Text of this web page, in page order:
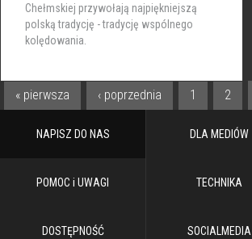
Chełmskiej przywołają najpiękniejszą
polską tradycję - tradycję wspólnego
kolędowania.
STRONY
« pierwsza ‹ poprzednia 1 2
NAPISZ DO NAS DLA MEDIÓW
POMOC i UWAGI TECHNIKA
DOSTĘPNOŚĆ SOCIALMEDIA